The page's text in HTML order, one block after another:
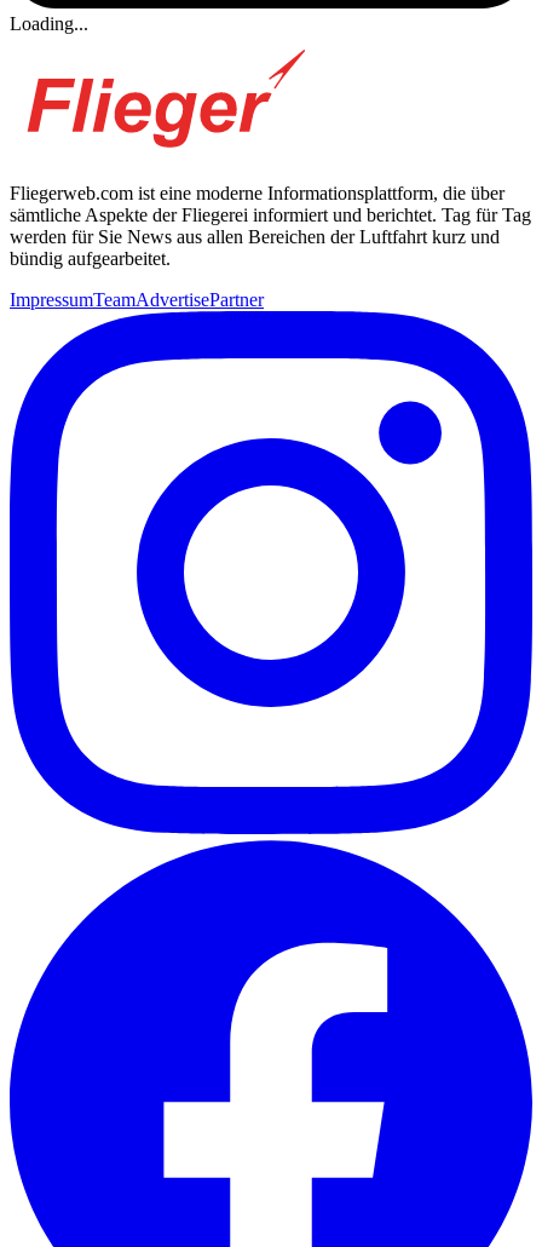
Loading...
Fliegerweb.com ist eine moderne Informationsplattform, die über
sämtliche Aspekte der Fliegerei informiert und berichtet. Tag für Tag
werden für Sie News aus allen Bereichen der Luftfahrt kurz und
bündig aufgearbeitet.
ImpressumTeamAdvertisePartner